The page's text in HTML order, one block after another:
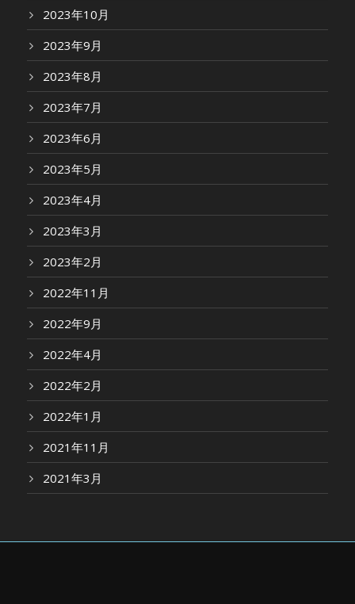
2023年10月
2023年9月
2023年8月
2023年7月
2023年6月
2023年5月
2023年4月
2023年3月
2023年2月
2022年11月
2022年9月
2022年4月
2022年2月
2022年1月
2021年11月
2021年3月